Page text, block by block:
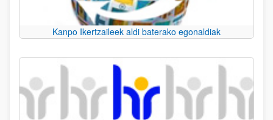
Kanpo Ikertzaileek aldi baterako egonaldiak